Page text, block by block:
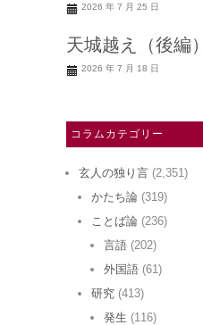
2026 年 7 月 25 日
天城越え（後編）
2026 年 7 月 18 日
コラムカテゴリー
玄人の独り言 (2,351)
かたち論 (319)
ことば論 (236)
言語 (202)
外国語 (61)
研究 (413)
発生 (116)